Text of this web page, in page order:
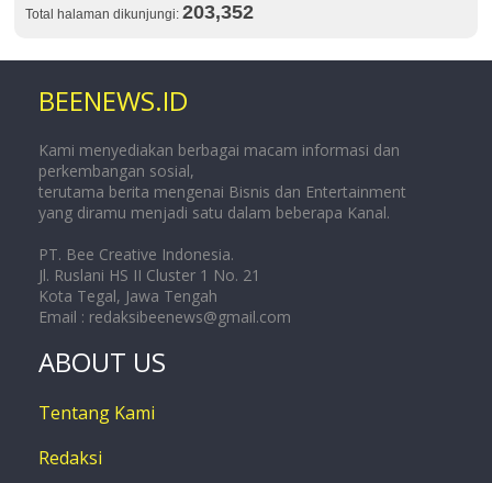
Total halaman dikunjungi:203,352
BEENEWS.ID
Kami menyediakan berbagai macam informasi dan
perkembangan sosial,
terutama berita mengenai Bisnis dan Entertainment
yang diramu menjadi satu dalam beberapa Kanal.
PT. Bee Creative Indonesia.
Jl. Ruslani HS II Cluster 1 No. 21
Kota Tegal, Jawa Tengah
Email : redaksibeenews@gmail.com
ABOUT US
Tentang Kami
Redaksi